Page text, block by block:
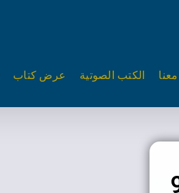
الكتب الصوتية عرض كتاب